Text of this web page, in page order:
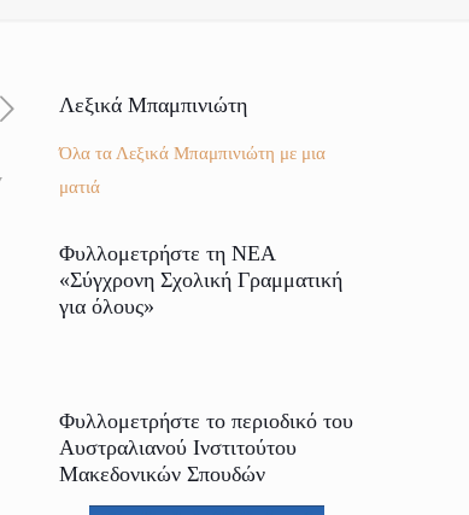
Λεξικά Μπαμπινιώτη
Όλα τα Λεξικά Μπαμπινιώτη με μια
ματιά
Φυλλομετρήστε τη ΝΕΑ
«Σύγχρονη Σχολική Γραμματική
για όλους»
Φυλλομετρήστε το περιοδικό του
Αυστραλιανού Ινστιτούτου
Μακεδονικών Σπουδών